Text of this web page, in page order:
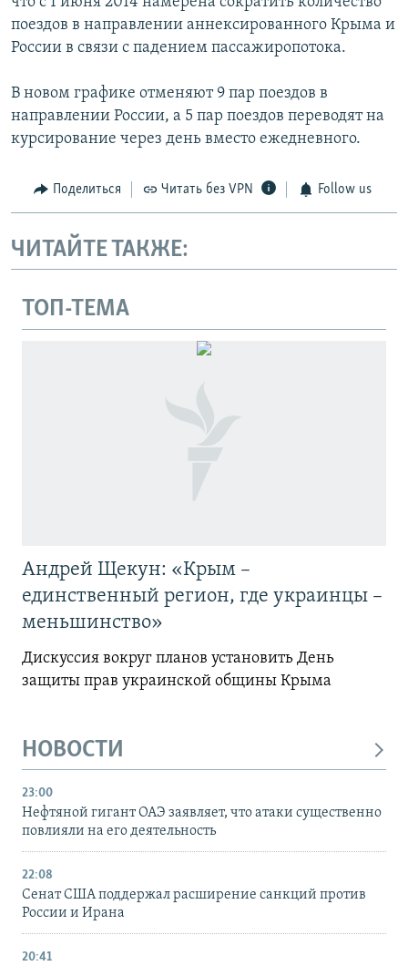
поездов в направлении аннексированного Крыма и
России в связи с падением пассажиропотока.
В новом графике отменяют 9 пар поездов в
направлении России, а 5 пар поездов переводят на
курсирование через день вместо ежедневного.
Поделиться Читать без VPN Follow us
ЧИТАЙТЕ ТАКЖЕ:
ТОП-ТЕМА
Андрей Щекун: «Крым –
единственный регион, где украинцы –
меньшинство»
Дискуссия вокруг планов установить День
защиты прав украинской общины Крыма
НОВОСТИ
23:00
Нефтяной гигант ОАЭ заявляет, что атаки существенно
повлияли на его деятельность
22:08
Сенат США поддержал расширение санкций против
России и Ирана
20:41